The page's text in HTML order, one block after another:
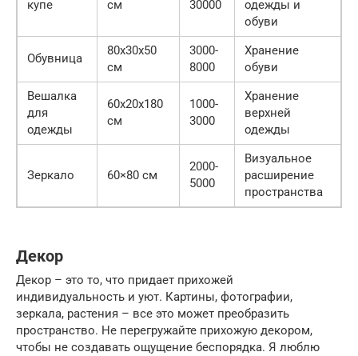
купе см 30000
одежды и
обуви
Обувница
80x30x50
см
3000-
8000
Хранение
обуви
Вешалка
для
одежды
60x20x180
см
1000-
3000
Хранение
верхней
одежды
Зеркало 60×80 см
2000-
5000
Визуальное
расширение
пространства
Декор
Декор – это то, что придает прихожей
индивидуальность и уют. Картины, фотографии,
зеркала, растения – все это может преобразить
пространство. Не перегружайте прихожую декором,
чтобы не создавать ощущение беспорядка. Я люблю